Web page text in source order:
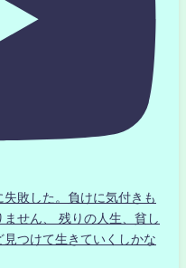
敗した。負けに気付きも
せん、 残りの人生、貧し
つけて生きていくしかな